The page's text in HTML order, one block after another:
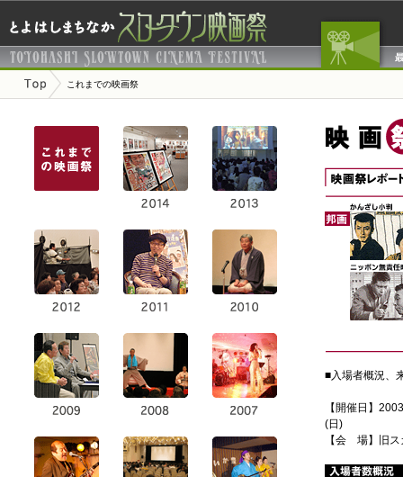
これまでの映画祭
■入場者概況、
【開催日】
(日)
【会 場】旧ス